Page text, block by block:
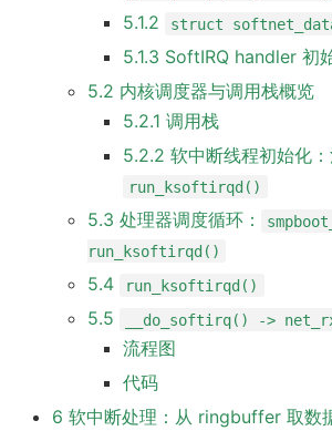
5.1.2 struct
5.1.3 SoftIRQ handler 初
5.2 内核调度器与调用栈概览
5.2.1 调用栈
5.2.2 软中断线程初始化
run_ksoftirqd()
5.3 处理器调度循环：
run_ksoftirqd()
5.4 run_ksoftirqd()
5.5 __do_softirq() ->
流程图
代码
6 软中断处理：从 ringbuffer 取数